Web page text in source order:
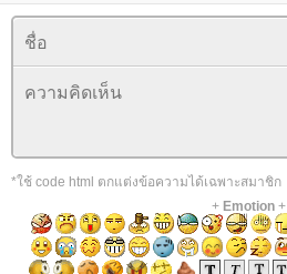
*ใช้ code html ตกแต่งข้อความได้เฉพาะสมาชิก
+ Emotion+